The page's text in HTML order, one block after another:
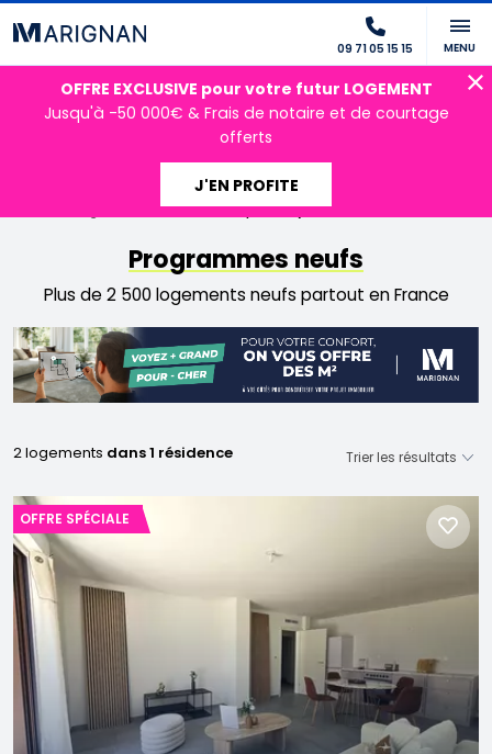
09 71 05 15 15 MENU
OFFRE EXCLUSIVE pour votre futur LOGEMENT
Jusqu'à -50 000€ & Frais de notaire et de courtage
offerts
J'EN PROFITE
Programmes neufs offres speciales janvier 2025 toulouse
Programmes neufs
Plus de 2 500 logements neufs partout en France
2 logements dans 1 résidence
OFFRE SPÉCIALE